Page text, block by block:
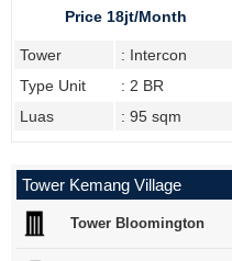
Price 18jt/Month
Tower
: Intercon
Type Unit
: 2 BR
Luas
: 95 sqm
Tower Kemang Village
Tower Bloomington